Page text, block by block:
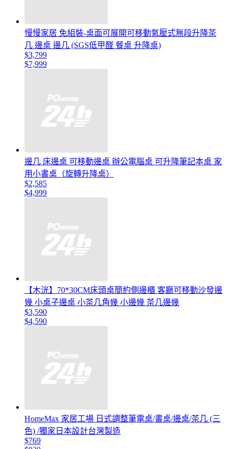
慢慢家居 免組裝-桌面可展開可移動氣壓式無段升降茶
几 邊桌 邊几 (SGS低甲醛 餐桌 升降桌)
$3,799
$7,999
邊几 床邊桌 可移動邊桌 辦公電腦桌 可升降筆記本桌 家
用小書桌（旋轉升降桌）
$2,585
$4,999
【木洸】70*30CM床頭桌簡約側邊櫃 客廳可移動沙發邊
幾 小桌子邊桌 小茶几角幾 小邊幾 茶几邊幾
$3,590
$4,590
HomeMax 家居工場 日式調整筆電桌/書桌/邊桌/茶几 (三
色) /獨家日本設計台灣製造
$769